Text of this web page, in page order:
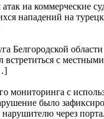
на коммерческие
нападений на
Белгородской
встретиться с
мониторинга с
было
через